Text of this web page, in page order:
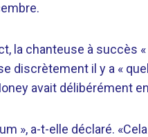
la chanteuse à succès
discrètement il y a «
avait délibérément
», a-t-elle déclaré.